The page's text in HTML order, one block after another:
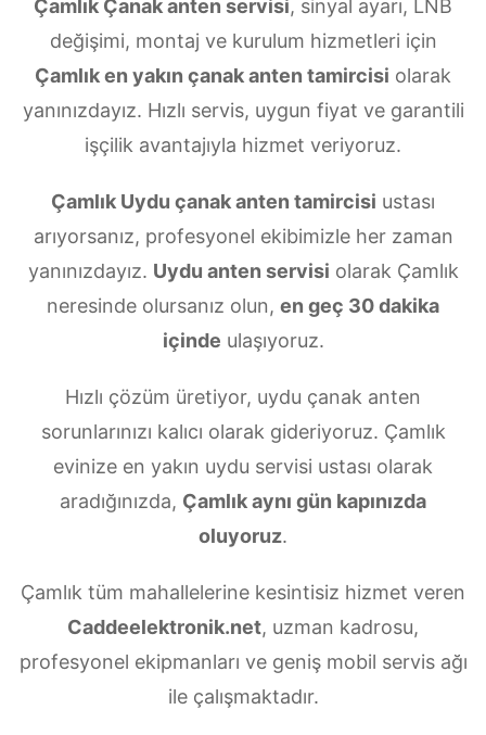
Çamlık Çanak anten servisi, sinyal ayarı, LNB
değişimi, montaj ve kurulum hizmetleri için
Çamlık en yakın çanak anten tamircisi olarak
yanınızdayız. Hızlı servis, uygun fiyat ve garantili
işçilik avantajıyla hizmet veriyoruz.
Çamlık Uydu çanak anten tamircisi ustası
arıyorsanız, profesyonel ekibimizle her zaman
yanınızdayız. Uydu anten servisi olarak Çamlık
neresinde olursanız olun, en geç 30 dakika
içinde ulaşıyoruz.
Hızlı çözüm üretiyor, uydu çanak anten
sorunlarınızı kalıcı olarak gideriyoruz. Çamlık
evinize en yakın uydu servisi ustası olarak
aradığınızda, Çamlık aynı gün kapınızda
oluyoruz.
Çamlık tüm mahallelerine kesintisiz hizmet veren
Caddeelektronik.net, uzman kadrosu,
profesyonel ekipmanları ve geniş mobil servis ağı
ile çalışmaktadır.